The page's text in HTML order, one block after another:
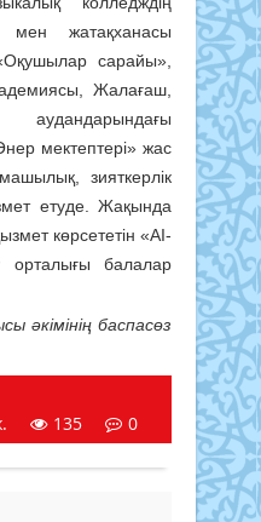
жатақханасы
сарайы»,
Жалағаш,
мектептері» жас
зияткерлік
етуде. Жақында
көрсететін «AI-
орталығы балалар
әкімінің баспасөз
135 0